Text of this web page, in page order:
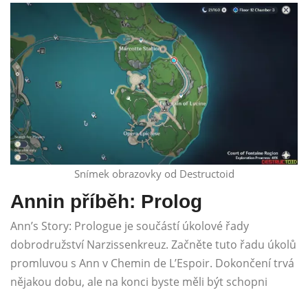
Snímek obrazovky od Destructoid
Annin příběh: Prolog
Ann’s Story: Prologue je součástí úkolové řady
dobrodružství Narzissenkreuz. Začněte tuto řadu úkolů
promluvou s Ann v Chemin de L’Espoir. Dokončení trvá
nějakou dobu, ale na konci byste měli být schopni